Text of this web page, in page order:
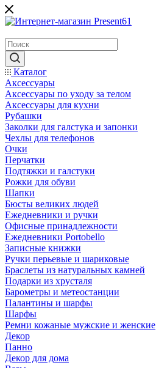
Каталог
Аксессуары
Аксессуары по уходу за телом
Аксессуары для кухни
Рубашки
Заколки для галстука и запонки
Чехлы для телефонов
Очки
Перчатки
Подтяжки и галстуки
Рожки для обуви
Шапки
Бюсты великих людей
Ежедневники и ручки
Офисные принадлежности
Ежедневники Portobello
Записные книжки
Ручки перьевые и шариковые
Браслеты из натуральных камней
Подарки из хрусталя
Барометры и метеостанции
Палантины и шарфы
Шарфы
Ремни кожаные мужские и женские
Декор
Панно
Декор для дома